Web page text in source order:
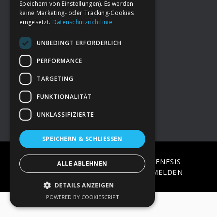
FooterDeine Spende
→ Impressum
→Kontakt zum PAO Team
COPYRIGHT © 2026 · ON
GENESIS
FRAMEWORK·WORDPRESS·ANMELDEN
Speichern von Einstellungen). Es werden
keine Marketing- oder Tracking-Cookies
eingesetzt. Datenschutzrichtlinie
UNBEDINGT ERFORDERLICH
PERFORMANCE
TARGETING
FUNKTIONALITÄT
UNKLASSIFIZIERTE
SPEICHERN & SCHLIESSEN
ALLE ABLEHNEN
DETAILS ANZEIGEN
POWERED BY COOKIESCRIPT